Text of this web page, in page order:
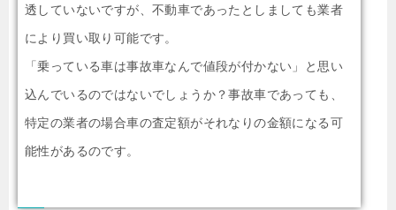
透していないですが、不動車であったとしましても業者
により買い取り可能です。
「乗っている車は事故車なんで値段が付かない」と思い
込んでいるのではないでしょうか？事故車であっても、
特定の業者の場合車の査定額がそれなりの金額になる可
能性があるのです。